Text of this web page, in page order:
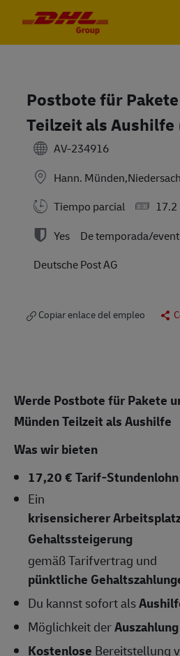
Postbote für
Teilzeit als
AV-234916
Hann.
Tiempo parcial
17.2
Yes
De temporada/
Deutsche Post AG
Copiar enlace del empleo
Werde Postbote für Pakete
MündenTeilzeit als Aushilfe
Was wir bieten
17,20 € Tarif-Stundenlohn
Ein
krisensicherer
Gehaltssteigerung
gemäß Tarifvertrag und
pünktliche
Du kannst sofort als
Möglichkeit der
Kostenlose Bereitstellung